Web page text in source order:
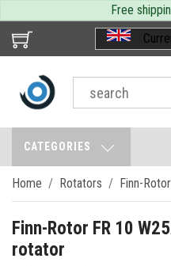
Free
CATEGORIES
Home Rotators Finn-Rotor
Finn-Rotor FR 10
rotator